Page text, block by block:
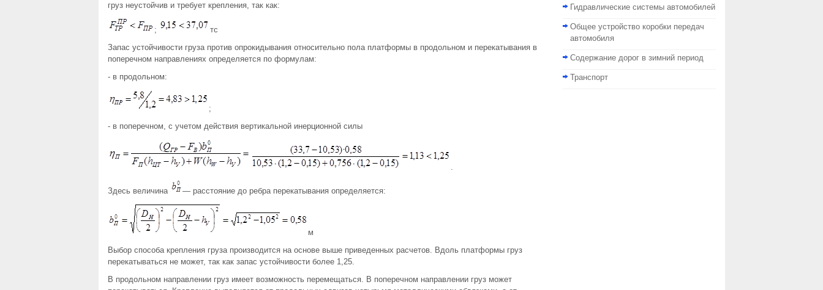
груз неустойчив и требует крепления, так как:
;
тс
Запас устойчивости груза против опрокидывания относительно пола платформы в продольном и перекатывания в
поперечном направлениях определяется по формулам:
- в продольном:
;
- в поперечном, с учетом действия вертикальной инерционной силы
.
Здесь величина — расстояние до ребра перекатывания определяется:
м
Выбор способа крепления груза производится на основе выше приведенных расчетов. Вдоль платформы груз
перекатываться не может, так как запас устойчивости более 1,25.
В продольном направлении груз имеет возможность перемещаться. В поперечном направлении груз может
Гидравлические системы автомобилей
Общее устройство коробки передач
автомобиля
Содержание дорог в зимний период
Транспорт